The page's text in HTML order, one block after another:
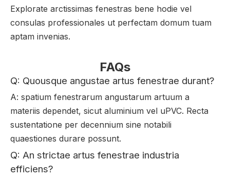
Explorate arctissimas fenestras bene hodie vel
consulas professionales ut perfectam domum tuam
aptam invenias.
FAQs
Q: Quousque angustae artus fenestrae durant?
A: spatium fenestrarum angustarum artuum a
materiis dependet, sicut aluminium vel uPVC. Recta
sustentatione per decennium sine notabili
quaestiones durare possunt.
Q: An strictae artus fenestrae industria
efficiens?